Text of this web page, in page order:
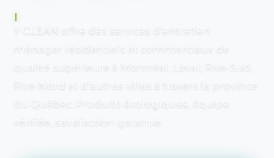
Y CLEAN offre des services d'entretien
ménager résidentiels et commerciaux de
qualité supérieure à Montréal, Laval, Rive-Sud,
Rive-Nord et d'autres villes à travers la province
du Québec. Produits écologiques, équipe
vérifiée, satisfaction garantie.